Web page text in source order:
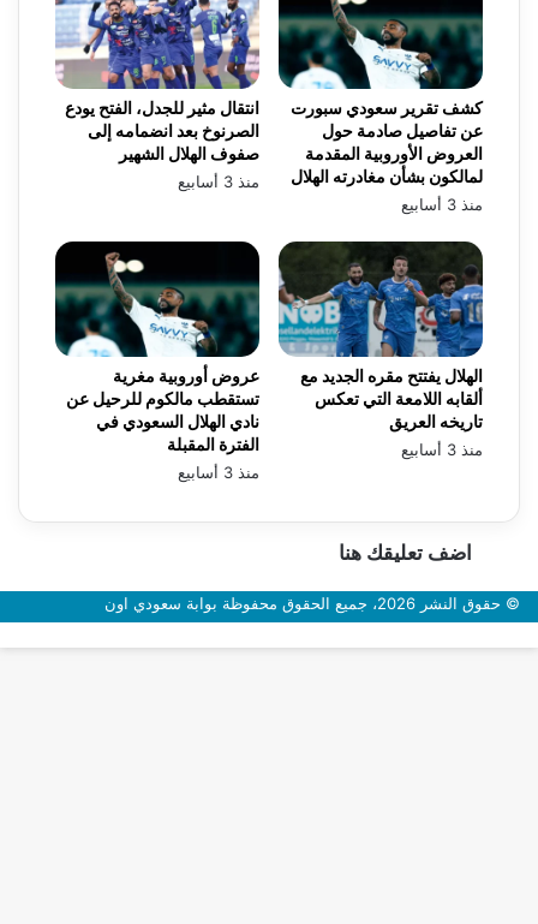
انتقال مثير للجدل، الفتح يودع
الصرنوخ بعد انضمامه إلى
صفوف الهلال الشهير
منذ 3 أسابيع
كشف تقرير سعودي سبورت
عن تفاصيل صادمة حول
العروض الأوروبية المقدمة
لمالكون بشأن مغادرته الهلال
منذ 3 أسابيع
عروض أوروبية مغرية
تستقطب مالكوم للرحيل عن
نادي الهلال السعودي في
الفترة المقبلة
منذ 3 أسابيع
الهلال يفتتح مقره الجديد مع
ألقابه اللامعة التي تعكس
تاريخه العريق
منذ 3 أسابيع
اضف تعليقك هنا
© حقوق النشر 2026، جميع الحقوق محفوظة بوابة سعودي اون